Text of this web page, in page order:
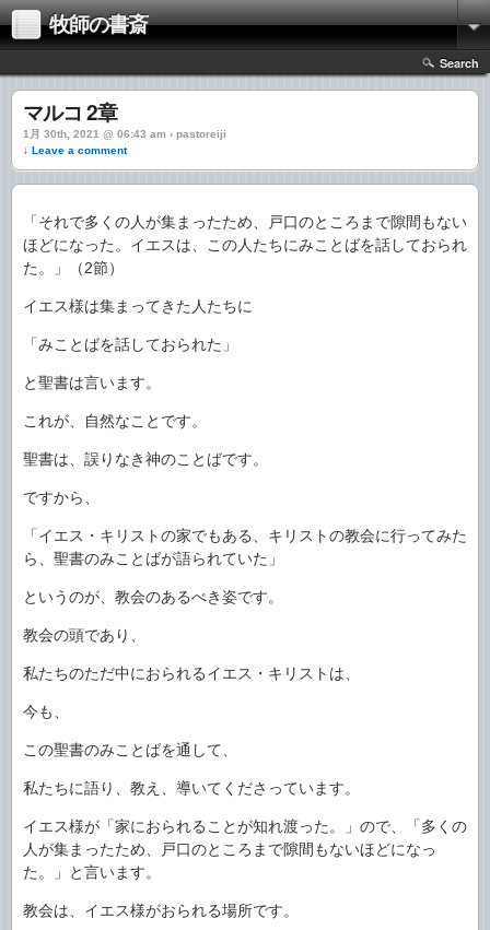
牧師の書斎
Search
マルコ 2章
1月 30th, 2021 @ 06:43 am › pastoreiji
↓ Leave a comment
「それで多くの人が集まったため、戸口のところまで隙間もない
ほどになった。イエスは、この人たちにみことばを話しておられ
た。」（2節）
イエス様は集まってきた人たちに
「みことばを話しておられた」
と聖書は言います。
これが、自然なことです。
聖書は、誤りなき神のことばです。
ですから、
「イエス・キリストの家でもある、キリストの教会に行ってみた
ら、聖書のみことばが語られていた」
というのが、教会のあるべき姿です。
教会の頭であり、
私たちのただ中におられるイエス・キリストは、
今も、
この聖書のみことばを通して、
私たちに語り、教え、導いてくださっています。
イエス様が「家におられることが知れ渡った。」ので、「多くの
人が集まったため、戸口のところまで隙間もないほどになっ
た。」と言います。
教会は、イエス様がおられる場所です。